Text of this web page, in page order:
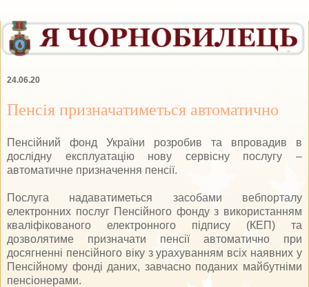
24.06.20
Пенсія призначатиметься автоматично
Пенсійний фонд України розробив та впровадив в
дослідну експлуатацію нову сервісну послугу –
автоматичне призначення пенсії.
Послуга надаватиметься засобами вебпорталу
електронних послуг Пенсійного фонду з використанням
кваліфікованого електронного підпису (КЕП) та
дозволятиме призначати пенсії автоматично при
досягненні пенсійного віку з урахуванням всіх наявних у
Пенсійному фонді даних, завчасно поданих майбутніми
пенсіонерами.